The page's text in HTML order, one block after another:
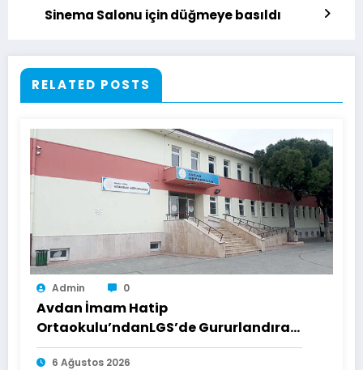
Sinema Salonu için düğmeye basıldı
RELATED POSTS
Admin 0
Avdan İmam Hatip
Ortaokulu’ndanLGS’de Gururlandıran
Başarı
6 Ağustos 2026